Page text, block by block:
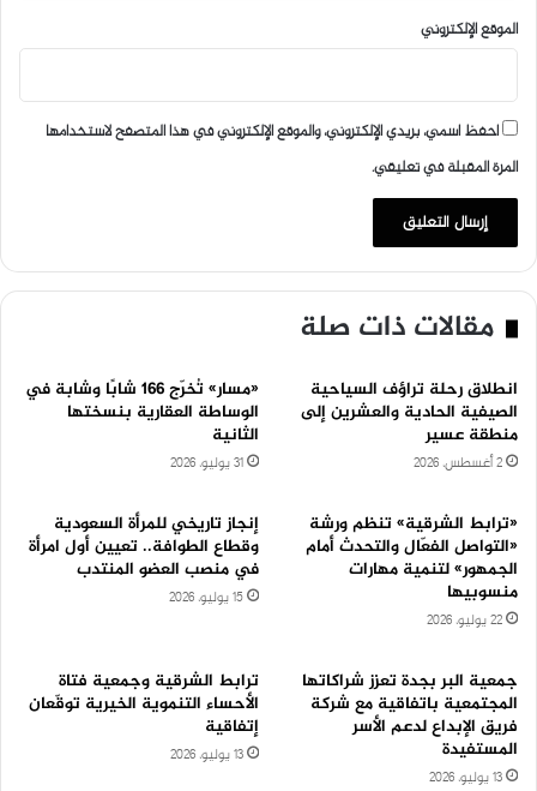
الموقع الإلكتروني
احفظ اسمي، بريدي الإلكتروني، والموقع الإلكتروني في هذا المتصفح لاستخدامها
المرة المقبلة في تعليقي.
مقالات ذات صلة
انطلاق رحلة تراؤف السياحية
الصيفية الحادية والعشرين إلى
منطقة عسير
2 أغسطس، 2026
«مسار» تُخرّج 166 شابًا وشابة في
الوساطة العقارية بنسختها
الثانية
31 يوليو، 2026
«ترابط الشرقية» تنظم ورشة
«التواصل الفعّال والتحدث أمام
الجمهور» لتنمية مهارات
منسوبيها
22 يوليو، 2026
إنجاز تاريخي للمرأة السعودية
وقطاع الطوافة.. تعيين أول امرأة
في منصب العضو المنتدب
15 يوليو، 2026
جمعية البر بجدة تعزز شراكاتها
المجتمعية باتفاقية مع شركة
فريق الإبداع لدعم الأسر
المستفيدة
13 يوليو، 2026
ترابط الشرقية وجمعية فتاة
الأحساء التنموية الخيرية توقّعان
إتفاقية
13 يوليو، 2026